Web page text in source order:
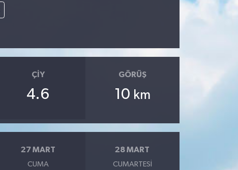
ÇIY
4.6
GÖRÜŞ
10 km
27 MART
CUMA
28 MART
CUMARTESI